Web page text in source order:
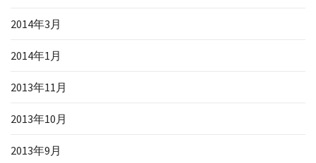
2014年3月
2014年1月
2013年11月
2013年10月
2013年9月